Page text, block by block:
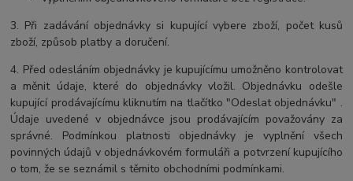
3. Při zadávání objednávky si kupující vybere zboží, počet kusů
zboží, způsob platby a doručení.
4. Před odesláním objednávky je kupujícímu umožněno kontrolovat
a měnit údaje, které do objednávky vložil. Objednávku odešle
kupující prodávajícímu kliknutím na tlačítko "Odeslat objednávku" .
Údaje uvedené v objednávce jsou prodávajícím považovány za
správné. Podmínkou platnosti objednávky je vyplnění všech
povinných údajů v objednávkovém formuláři a potvrzení kupujícího
o tom, že se seznámil s těmito obchodními podmínkami.